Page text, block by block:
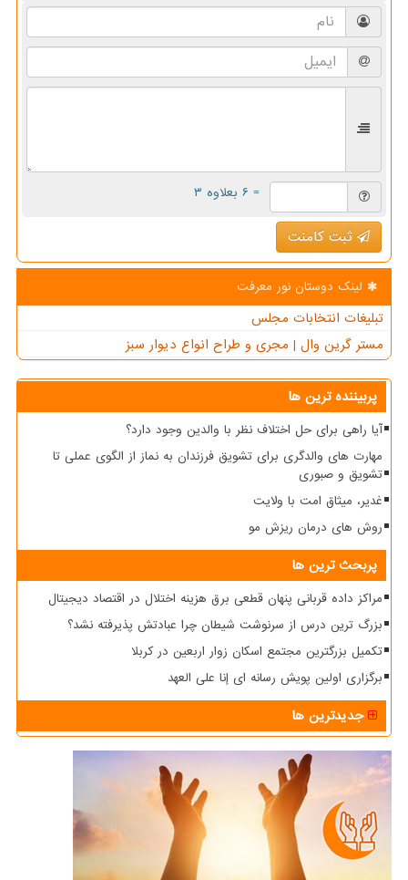
= ۶ بعلاوه ۳
ثبت کامنت
لینک دوستان نور معرفت
تبلیغات انتخابات مجلس
مستر گرین وال | مجری و طراح انواع دیوار سبز
پربیننده ترین ها
آیا راهی برای حل اختلاف نظر با والدین وجود دارد؟
مهارت های والدگری برای تشویق فرزندان به نماز از الگوی عملی تا
تشویق و صبوری
غدیر، میثاق امت با ولایت
روش های درمان ریزش مو
پربحث ترین ها
مراکز داده قربانی پنهان قطعی برق هزینه اختلال در اقتصاد دیجیتال
بزرگ ترین درس از سرنوشت شیطان چرا عبادتش پذیرفته نشد؟
تکمیل بزرگترین مجتمع اسکان زوار اربعین در کربلا
برگزاری اولین پویش رسانه ای إنا علی العهد
جدیدترین ها